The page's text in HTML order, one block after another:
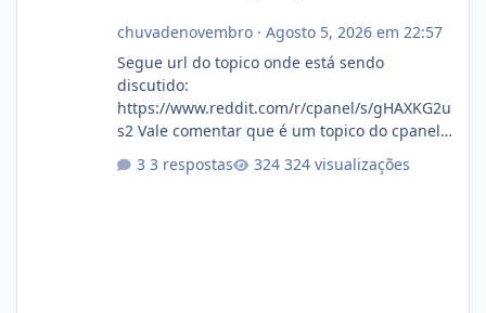
chuvadenovembro· Agosto 5, 2026 em 22:57
Segue url do topico onde está sendo
discutido:
https://www.reddit.com/r/cpanel/s/gHAXKG2u
s2 Vale comentar que é um topico do cpanel...
3 respostas 324 visualizações